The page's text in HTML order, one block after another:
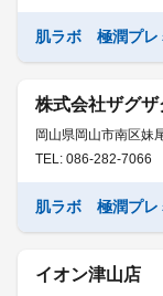
肌ラボ 極潤プ
株式会社ザグ
岡山県岡山市南区妹
TEL: 086-282-7066
肌ラボ 極潤プ
イオン津山店